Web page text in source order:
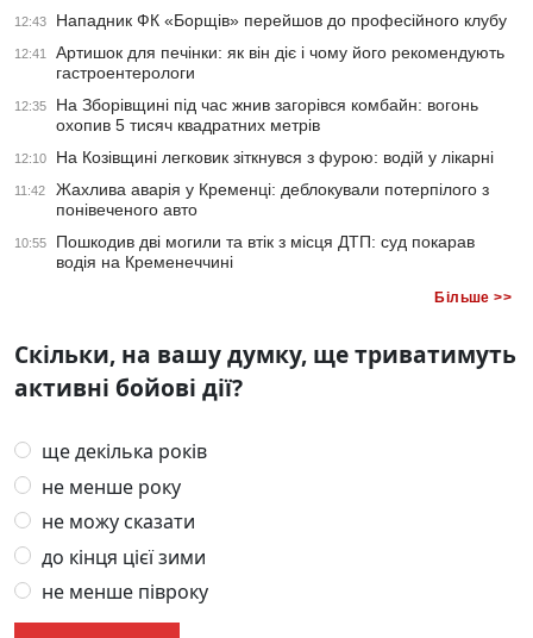
12:43 Нападник ФК «Борщів» перейшов до професійного клубу
12:41
Артишок для печінки: як він діє і чому його рекомендують
гастроентерологи
12:35
На Зборівщині під час жнив загорівся комбайн: вогонь
охопив 5 тисяч квадратних метрів
12:10 На Козівщині легковик зіткнувся з фурою: водій у лікарні
11:42
Жахлива аварія у Кременці: деблокували потерпілого з
понівеченого авто
10:55
Пошкодив дві могили та втік з місця ДТП: суд покарав
водія на Кременеччині
Більше >>
Скільки, на вашу думку, ще триватимуть
активні бойові дії?
ще декілька років
не менше року
не можу сказати
до кінця цієї зими
не менше півроку